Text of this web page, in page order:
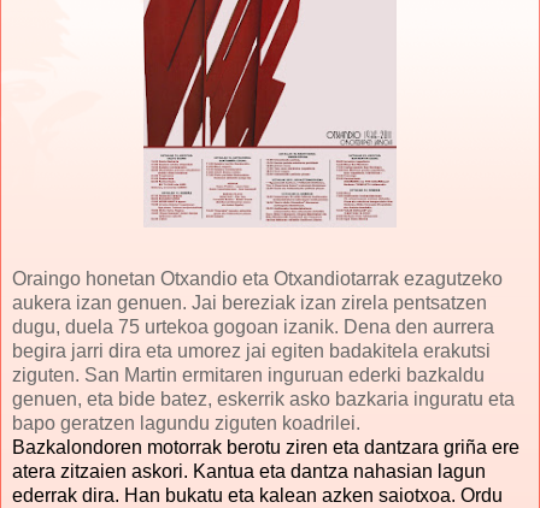
Oraingo honetan Otxandio eta Otxandiotarrak ezagutzeko
aukera izan genuen. Jai bereziak izan zirela pentsatzen
dugu, duela 75 urtekoa gogoan izanik. Dena den aurrera
begira jarri dira eta umorez jai egiten badakitela erakutsi
ziguten. San Martin ermitaren inguruan ederki bazkaldu
genuen, eta bide batez, eskerrik asko bazkaria inguratu eta
bapo geratzen lagundu ziguten koadrilei.
Bazkalondoren motorrak berotu ziren eta dantzara griña ere
atera zitzaien askori. Kantua eta dantza nahasian lagun
ederrak dira. Han bukatu eta kalean azken saiotxoa. Ordu